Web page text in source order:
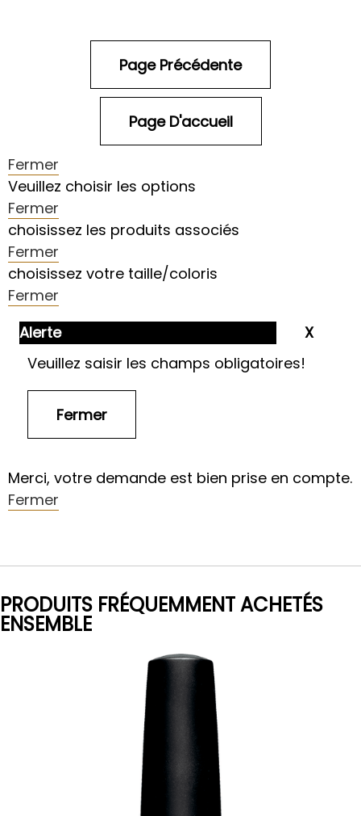
Fermer
Veuillez choisir les options
Fermer
choisissez les produits associés
Fermer
choisissez votre taille/coloris
Fermer
Alerte
Veuillez saisir les champs obligatoires!
Merci, votre demande est bien prise en compte.
Fermer
PRODUITS FRÉQUEMMENT ACHETÉS
ENSEMBLE